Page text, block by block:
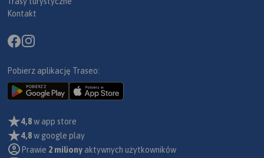
Kontakt
Pobierz aplikację Traseo:
4,8w app store
4,8w google play
Prawie 2 miliony aktywnych użytkowników